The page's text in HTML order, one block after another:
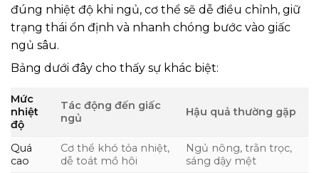
đúng nhiệt độ khi ngủ, cơ thể sẽ dễ điều chỉnh, giữ
trạng thái ổn định và nhanh chóng bước vào giấc
ngủ sâu.
Bảng dưới đây cho thấy sự khác biệt:
Mức
nhiệt
độ
Tác động đến giấc
ngủ
Hậu quả thường gặp
Quá
cao
Cơ thể khó tỏa nhiệt,
dễ toát mồ hôi
Ngủ nông, trằn trọc,
sáng dậy mệt